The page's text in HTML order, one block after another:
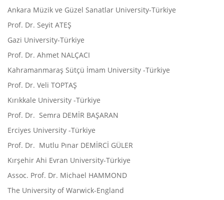
Ankara Müzik ve Güzel Sanatlar University-Türkiye
Prof. Dr. Seyit ATEŞ
Gazi University-Türkiye
Prof. Dr. Ahmet NALÇACI
Kahramanmaraş Sütçü İmam University -Türkiye
Prof. Dr. Veli TOPTAŞ
Kırıkkale University -Türkiye
Prof. Dr. Semra DEMİR BAŞARAN
Erciyes University -Türkiye
Prof. Dr. Mutlu Pınar DEMİRCİ GÜLER
Kırşehir Ahi Evran University-Türkiye
Assoc. Prof. Dr. Michael HAMMOND
The University of Warwick-England